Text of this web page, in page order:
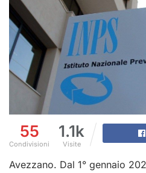
55
Condivisioni
1.1k
Visite
Avezzano. Dal 1° gennaio